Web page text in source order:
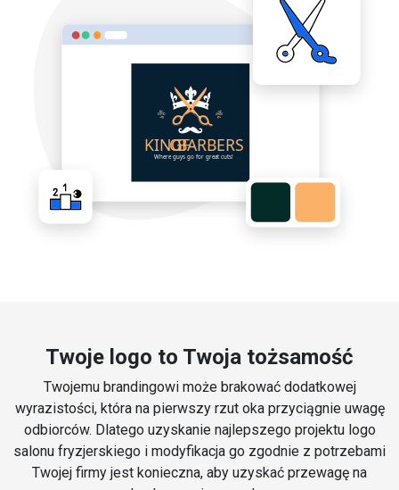
Twoje logo to Twoja tożsamość
Twojemu brandingowi może brakować dodatkowej
wyrazistości, która na pierwszy rzut oka przyciągnie uwagę
odbiorców. Dlatego uzyskanie najlepszego projektu logo
salonu fryzjerskiego i modyfikacja go zgodnie z potrzebami
Twojej firmy jest konieczna, aby uzyskać przewagę na